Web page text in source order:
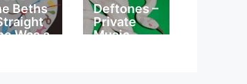
Beths
Was a
Deftones –
Private
Music